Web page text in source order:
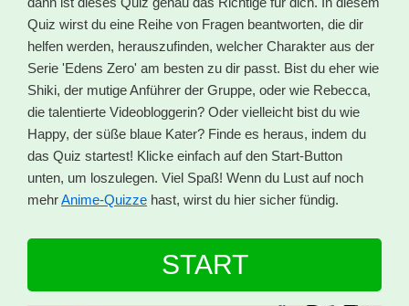
Quiz wirst du eine Reihe von Fragen beantworten, die dir
helfen werden, herauszufinden, welcher Charakter aus der
Serie 'Edens Zero' am besten zu dir passt. Bist du eher wie
Shiki, der mutige Anführer der Gruppe, oder wie Rebecca,
die talentierte Videobloggerin? Oder vielleicht bist du wie
Happy, der süße blaue Kater? Finde es heraus, indem du
das Quiz startest! Klicke einfach auf den Start-Button
unten, um loszulegen. Viel Spaß! Wenn du Lust auf noch
mehrAnime-Quizze hast, wirst du hier sicher fündig.
START